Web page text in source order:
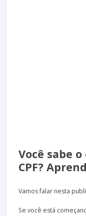
Você sabe
CPF?
Vamos falar nesta
Se você está